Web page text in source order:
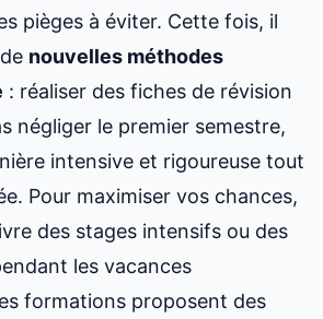
pièges à éviter. Cette fois, il
nouvelles méthodes
: réaliser des fiches de révision
négliger le premier semestre,
intensive et rigoureuse tout
Pour maximiser vos chances,
des stages intensifs ou des
les vacances
formations proposent des